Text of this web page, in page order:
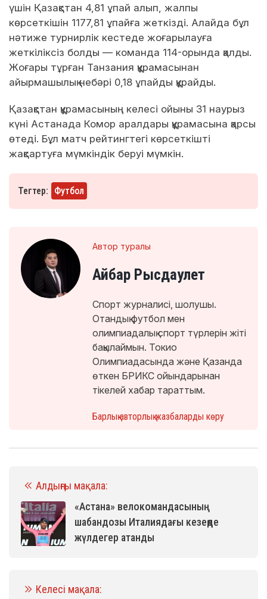
үшін Қазақстан 4,81 ұпай алып, жалпы
көрсеткішін 1177,81 ұпайға жеткізді. Алайда бұл
нәтиже турнирлік кестеде жоғарылауға
жеткіліксіз болды — команда 114-орында қалды.
Жоғары тұрған Танзания құрамасынан
айырмашылық небәрі 0,18 ұпайды құрайды.
Қазақстан құрамасының келесі ойыны 31 наурыз
күні Астанада Комор аралдары құрамасына қарсы
өтеді. Бұл матч рейтингтегі көрсеткішті
жақсартуға мүмкіндік беруі мүмкін.
Тегтер: Футбол
Автор туралы
Айбар Рысдаулет
Спорт журналисі, шолушы.
Отандық футбол мен
олимпиадалық спорт түрлерін жіті
бақылаймын. Токио
Олимпиадасында және Қазанда
өткен БРИКС ойындарынан
тікелей хабар тараттым.
Барлық авторлық жазбаларды көру
Алдыңғы мақала:
«Астана» велокомандасының
шабандозы Италиядағы кезеңде
жүлдегер атанды
Келесі мақала: